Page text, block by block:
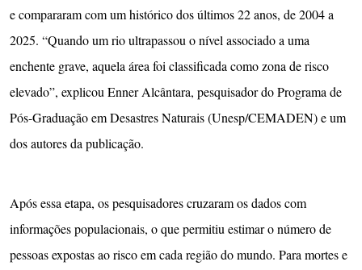
e compararam com um histórico dos últimos 22 anos, de 2004 a
2025. “Quando um rio ultrapassou o nível associado a uma
enchente grave, aquela área foi classificada como zona de risco
elevado”, explicou Enner Alcântara, pesquisador do Programa de
Pós-Graduação em Desastres Naturais (Unesp/CEMADEN) e um
dos autores da publicação.
Após essa etapa, os pesquisadores cruzaram os dados com
informações populacionais, o que permitiu estimar o número de
pessoas expostas ao risco em cada região do mundo. Para mortes e